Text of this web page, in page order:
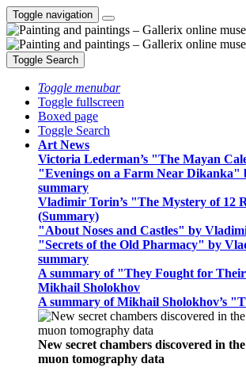
Toggle navigation
Toggle Search
Toggle menubar
Toggle fullscreen
Boxed page
Toggle Search
Art News
Victoria Lederman’s "The Mayan
"Evenings on a Farm Near Dikanka"
summary
Vladimir Torin’s "The Mystery of 12
(Summary)
"About Noses and Castles" by
"Secrets of the Old Pharmacy" by
summary
A summary of "They Fought for
Mikhail Sholokhov
A summary of Mikhail Sholokhov’s
New secret chambers discovered in
muon tomography data